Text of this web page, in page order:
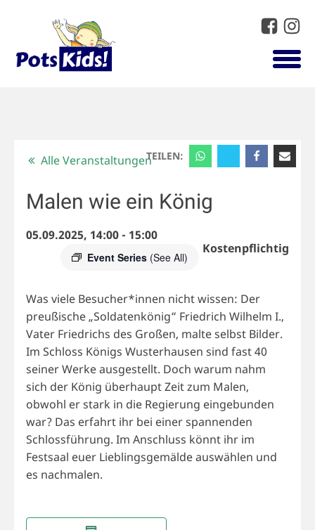
TEILEN:
Alle Veranstaltungen
Malen wie ein König
05.09.2025, 14:00- 15:00
Event Series (See All)
Kostenpflichtig
Was viele Besucher*innen nicht wissen: Der
preußische „Soldatenkönig“ Friedrich Wilhelm I.,
Vater Friedrichs des Großen, malte selbst Bilder.
Im Schloss Königs Wusterhausen sind fast 40
seiner Werke ausgestellt. Doch warum nahm
sich der König überhaupt Zeit zum Malen,
obwohl er stark in die Regierung eingebunden
war? Das erfahrt ihr bei einer spannenden
Schlossführung. Im Anschluss könnt ihr im
Festsaal euer Lieblingsgemälde auswählen und
es nachmalen.